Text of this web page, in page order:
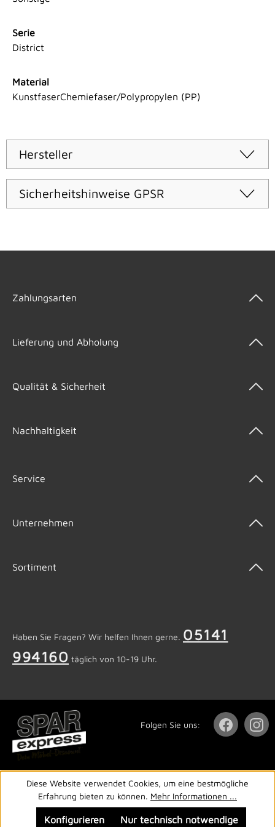
Serie
District
Material
KunstfaserChemiefaser/Polypropylen (PP)
Hersteller
Sicherheitshinweise GPSR
Zahlungsarten
Lieferung und Abholung
Qualität & Sicherheit
Nachhaltigkeit
Service
Unternehmen
Sortiment
Haben Sie Fragen? Wir helfen Ihnen gerne. 05141
994160 täglich von 10-19 Uhr.
Folgen Sie uns:
Diese Website verwendet Cookies, um eine bestmögliche
Erfahrung bieten zu können. Mehr Informationen ...
Nur technisch notwendige
Konfigurieren